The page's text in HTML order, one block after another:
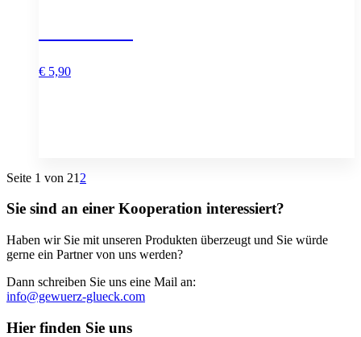
€ 5,90
Seite 1 von 21 2
Sie sind an einer Kooperation interessiert?
Haben wir Sie mit unseren Produkten überzeugt und Sie würde
gerne ein Partner von uns werden?
Dann schreiben Sie uns eine Mail an:
info@gewuerz-glueck.com
Hier finden Sie uns